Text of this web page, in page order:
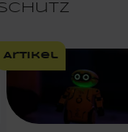
Artikel